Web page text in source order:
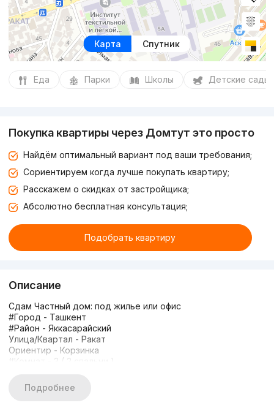
Карта Спутник
Еда Парки Школы Детские сады
Покупка квартиры через Домтут это просто
Найдём оптимальный вариант под ваши требования;
Сориентируем когда лучше покупать квартиру;
Расскажем о скидках от застройщика;
Абсолютно бесплатная консультация;
Подобрать квартиру
Описание
Сдам Частный дом: под жилье или офис
#Город - Ташкент
#Район - Яккасарайский
Улица/Квартал - Ракат
Ориентир - Корзинка
#Комнат - 3 ( 2 спальни )
#Соток - 1.3
Площадь дома м? -60
Подробнее